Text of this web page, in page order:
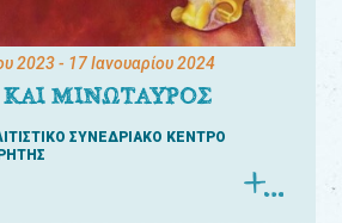
2023- 17 Ιανουαρίου 2024
ΜΙΝΩΤΑΥΡΟΣ
ΣΥΝΕΔΡΙΑΚΟ ΚΕΝΤΡΟ